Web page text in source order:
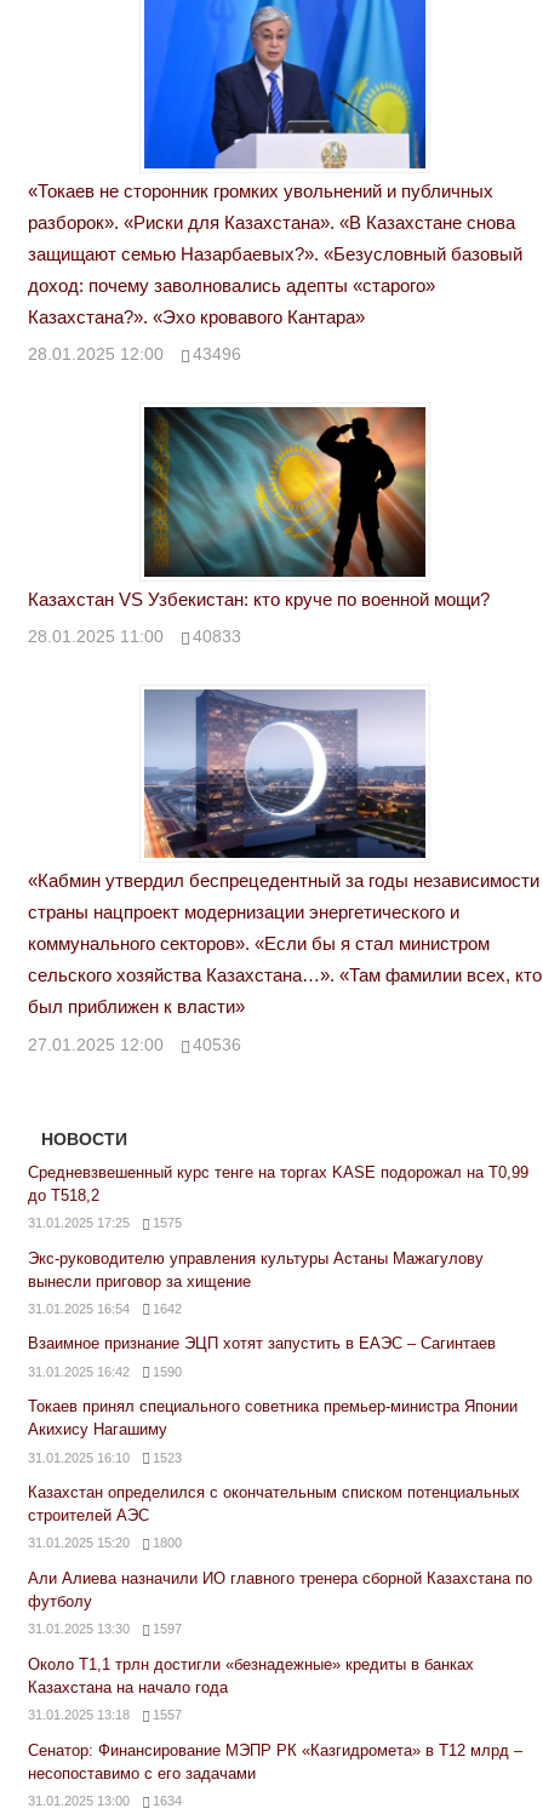
«Токаев не сторонник громких увольнений и публичных
разборок». «Риски для Казахстана». «В Казахстане снова
защищают семью Назарбаевых?». «Безусловный базовый
доход: почему заволновались адепты «старого»
Казахстана?». «Эхо кровавого Кантара»
28.01.2025 12:00 43496
Казахстан VS Узбекистан: кто круче по военной мощи?
28.01.2025 11:00 40833
«Кабмин утвердил беспрецедентный за годы независимости
страны нацпроект модернизации энергетического и
коммунального секторов». «Если бы я стал министром
сельского хозяйства Казахстана…». «Там фамилии всех, кто
был приближен к власти»
27.01.2025 12:00 40536
НОВОСТИ
Средневзвешенный курс тенге на торгах KASE подорожал на Т0,99
до Т518,2
31.01.2025 17:25 1575
Экс-руководителю управления культуры Астаны Мажагулову
вынесли приговор за хищение
31.01.2025 16:54 1642
Взаимное признание ЭЦП хотят запустить в ЕАЭС – Сагинтаев
31.01.2025 16:42 1590
Токаев принял специального советника премьер-министра Японии
Акихису Нагашиму
31.01.2025 16:10 1523
Казахстан определился с окончательным списком потенциальных
строителей АЭС
31.01.2025 15:20 1800
Али Алиева назначили ИО главного тренера сборной Казахстана по
футболу
31.01.2025 13:30 1597
Около Т1,1 трлн достигли «безнадежные» кредиты в банках
Казахстана на начало года
31.01.2025 13:18 1557
Сенатор: Финансирование МЭПР РК «Казгидромета» в Т12 млрд –
несопоставимо с его задачами
31.01.2025 13:00 1634